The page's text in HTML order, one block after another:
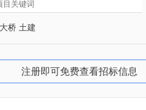
桥 土建
注册即可免费查看招标信息